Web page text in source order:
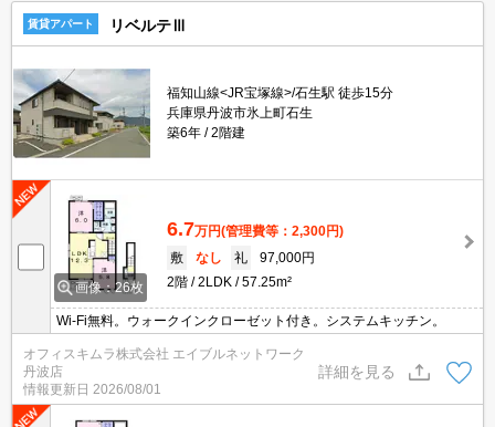
賃貸アパート リベルテⅢ
福知山線<JR宝塚線>/石生駅 徒歩15分
兵庫県丹波市氷上町石生
築6年
2階建
画像：26枚
6.7万円(管理費等：2,300円)
敷
なし 礼
97,000円
2階
2LDK 57.25m²
Wi-Fi無料。ウォークインクローゼット付き。システムキッチン。
オフィスキムラ株式会社 エイブルネットワーク
丹波店
情報更新日 2026/08/01
詳細を見る